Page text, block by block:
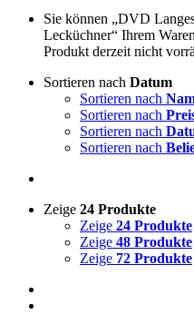
Sie können „DVD
Lecküchner“ Ihrem
Produkt derzeit nicht
Sortieren nach Datum
Sortieren nach
Sortieren nach
Sortieren nach
Sortieren nach
Zeige 24 Produkte
Zeige 24 Produkte
Zeige 48 Produkte
Zeige 72 Produkte